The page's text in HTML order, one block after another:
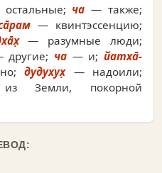
ча — также;
— квинтэссенцию;
— разумные люди;
другие; ча— и; йатха̄-
дудухух̣— надоили;
Земли, покорной